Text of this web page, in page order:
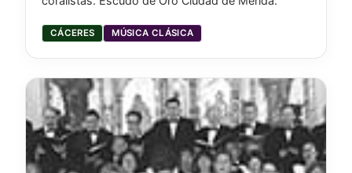
CÁCERES MÚSICA CLÁSICA